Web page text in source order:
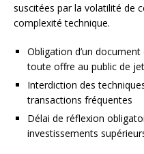
suscitées par la volatilité de
complexité technique.
Obligation d’un
toute offre au public de
Interdiction des
transactions fréquentes
Délai de réflexion
investissements